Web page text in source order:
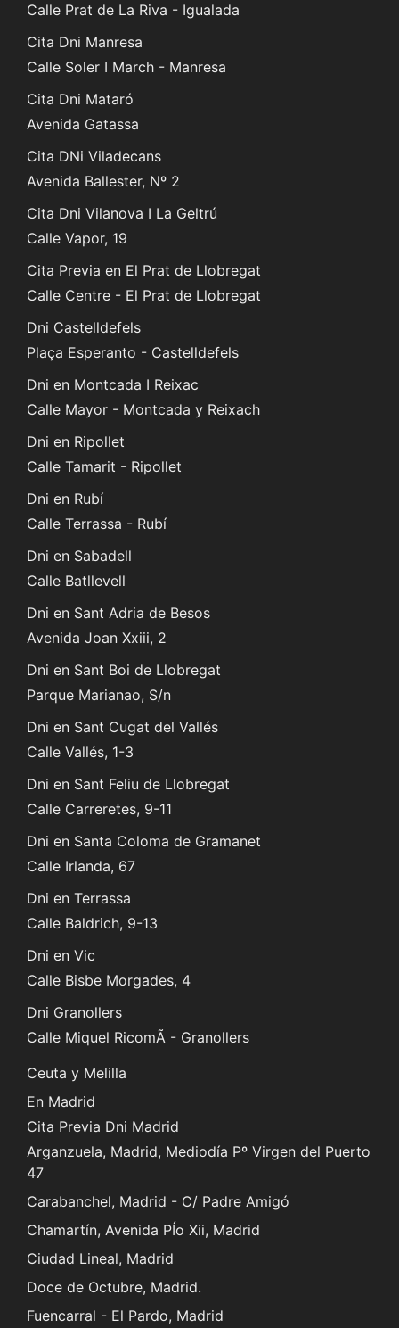
Calle Prat de La Riva - Igualada
Cita Dni Manresa
Calle Soler I March - Manresa
Cita Dni Mataró
Avenida Gatassa
Cita DNi Viladecans
Avenida Ballester, Nº 2
Cita Dni Vilanova I La Geltrú
Calle Vapor, 19
Cita Previa en El Prat de Llobregat
Calle Centre - El Prat de Llobregat
Dni Castelldefels
Plaça Esperanto - Castelldefels
Dni en Montcada I Reixac
Calle Mayor - Montcada y Reixach
Dni en Ripollet
Calle Tamarit - Ripollet
Dni en Rubí
Calle Terrassa - Rubí
Dni en Sabadell
Calle Batllevell
Dni en Sant Adria de Besos
Avenida Joan Xxiii, 2
Dni en Sant Boi de Llobregat
Parque Marianao, S/n
Dni en Sant Cugat del Vallés
Calle Vallés, 1-3
Dni en Sant Feliu de Llobregat
Calle Carreretes, 9-11
Dni en Santa Coloma de Gramanet
Calle Irlanda, 67
Dni en Terrassa
Calle Baldrich, 9-13
Dni en Vic
Calle Bisbe Morgades, 4
Dni Granollers
Calle Miquel RicomÃ - Granollers
Ceuta y Melilla
En Madrid
Cita Previa Dni Madrid
Arganzuela, Madrid, Mediodía Pº Virgen del Puerto
47
Carabanchel, Madrid - C/ Padre Amigó
Chamartín, Avenida PÍo Xii, Madrid
Ciudad Lineal, Madrid
Doce de Octubre, Madrid.
Fuencarral - El Pardo, Madrid